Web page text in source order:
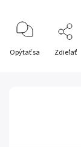
Opýtať sa Zdieľať